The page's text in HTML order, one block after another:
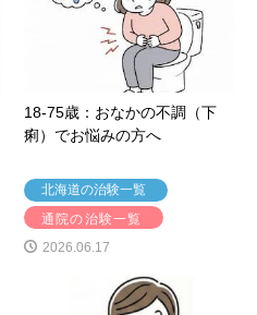
18-75歳：おなかの不調（下
痢）でお悩みの方へ
北海道の治験一覧
通院の治験一覧
2026.06.17